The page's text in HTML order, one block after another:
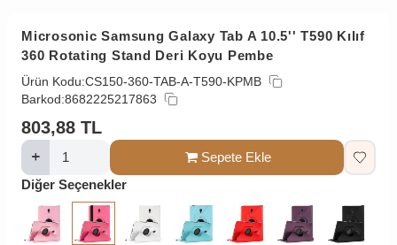
Microsonic Samsung Galaxy Tab A 10.5'' T590 Kılıf
360 Rotating Stand Deri Koyu Pembe
Ürün Kodu:CS150-360-TAB-A-T590-KPMB
Barkod:8682225217863
803,88 TL
Sepete Ekle
Diğer Seçenekler